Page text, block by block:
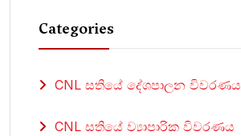
Categories
CNL සතියේ දේශපාලන විවරණය
CNL සතියේ ව්‍යාපාරික විවරණය